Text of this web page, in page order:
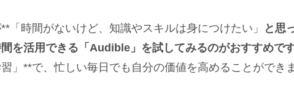
「時間がないけど、知識やスキルは身につけたい」
と思
を活用できる「Audible」を試してみるのがおすすめで
習」**で、忙しい毎日でも自分の価値を高めることができ